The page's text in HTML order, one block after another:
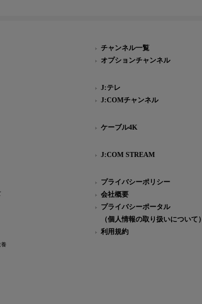
チャンネル一覧
オプションチャンネル
J:テレ
J:COMチャンネル
ケーブル4K
J:COM STREAM
プライバシーポリシー
会社概要
プライバシーポータル
（個人情報の取り扱いについて）
利用規約